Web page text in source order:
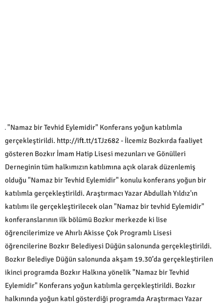
"Namaz bir Tevhid Eylemidir" Konferans yoğun katılımla
gerçekleştirildi. http://ift.tt/1TJz682 - İlcemiz Bozkırda faaliyet
gösteren Bozkır İmam Hatip Lisesi mezunları ve Gönülleri
Derneginin tüm halkımızın katılımına açık olarak düzenlemiş
olduğu "Namaz bir Tevhid Eylemidir" konulu konferans yoğun bir
katılımla gerçekleştirildi. Araştırmacı Yazar Abdullah Yıldız'ın
katılımı ile gerçekleştirilecek olan "Namaz bir tevhid Eylemidir"
konferanslarının ilk bölümü Bozkır merkezde ki lise
öğrencilerimize ve Ahırlı Akisse Çok Programlı Lisesi
öğrencilerine Bozkır Belediyesi Düğün salonunda gerçekleştirildi.
Bozkır Belediye Düğün salonunda akşam 19.30’da gerçekleştirilen
ikinci programda Bozkır Halkına yönelik "Namaz bir Tevhid
Eylemidir" Konferans yoğun katılımla gerçekleştirildi. Bozkır
halkınında yoğun katıl gösterdiği programda Araştırmacı Yazar